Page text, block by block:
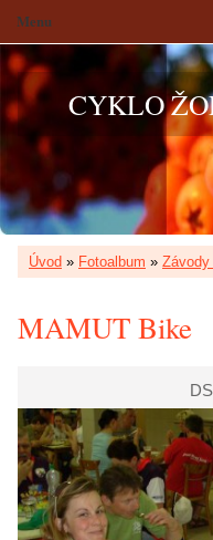
CYKLO
Úvod » Fotoalbum » Závody
MAMUT Bike
Menu